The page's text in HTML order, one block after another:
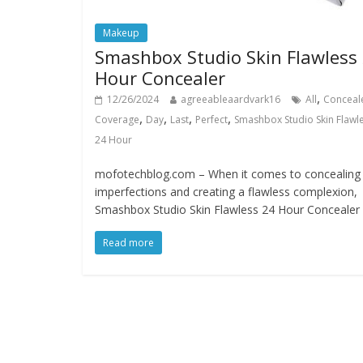
Makeup
Smashbox Studio Skin Flawless
Hour Concealer
12/26/2024 agreeableaardvark16 All,
Coverage, Day, Last, Perfect, Smashbox Studio Skin
24 Hour
mofotechblog.com – When it comes to concealing
imperfections and creating a flawless complexion,
Smashbox Studio Skin Flawless 24 Hour Concealer
Read more